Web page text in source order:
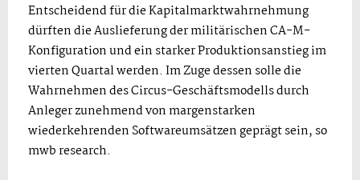
Entscheidend für die Kapitalmarktwahrnehmung
dürften die Auslieferung der militärischen CA-M-
Konfiguration und ein starker Produktionsanstieg im
vierten Quartal werden. Im Zuge dessen solle die
Wahrnehmen des Circus-Geschäftsmodells durch
Anleger zunehmend von margenstarken
wiederkehrenden Softwareumsätzen geprägt sein, so
mwb research.